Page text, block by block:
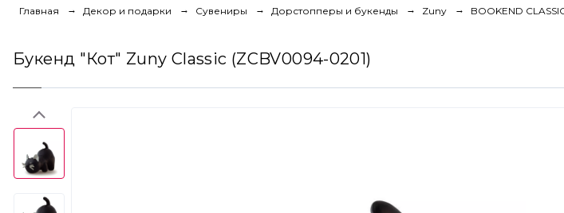
Главная Декор и подарки Сувениры Дорстопперы и букенды Zuny BOOKEND
Букенд "Кот" Zuny Classic (ZCBV0094-0201)